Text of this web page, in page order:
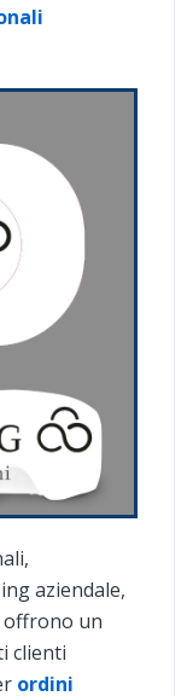
aziendale,
offrono un
clienti
ordini